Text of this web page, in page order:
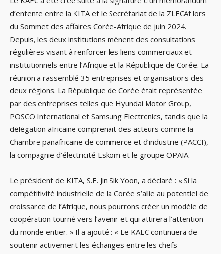
d’entente entre la KITA et le Secrétariat de la ZLECAf lors
du Sommet des affaires Corée-Afrique de juin 2024.
Depuis, les deux institutions mènent des consultations
régulières visant à renforcer les liens commerciaux et
institutionnels entre l’Afrique et la République de Corée. La
réunion a rassemblé 35 entreprises et organisations des
deux régions. La République de Corée était représentée
par des entreprises telles que Hyundai Motor Group,
POSCO International et Samsung Electronics, tandis que la
délégation africaine comprenait des acteurs comme la
Chambre panafricaine de commerce et d’industrie (PACCI),
la compagnie d’électricité Eskom et le groupe OPAIA.
Le président de KITA, S.E. Jin Sik Yoon, a déclaré : « Si la
compétitivité industrielle de la Corée s’allie au potentiel de
croissance de l’Afrique, nous pourrons créer un modèle de
coopération tourné vers l’avenir et qui attirera l’attention
du monde entier. » Il a ajouté : « Le KAEC continuera de
soutenir activement les échanges entre les chefs